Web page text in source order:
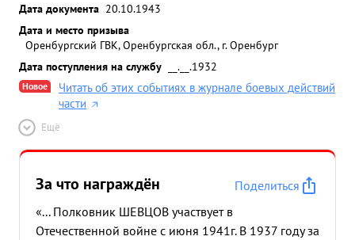
Дата документа 20.10.1943
Дата и место призыва
Оренбургский ГВК, Оренбургская обл., г. Оренбург
Дата поступления на службу
__.__.1932
Новое
Читать об этих событиях в журнале боевых действий
части
Ещё
За что награждён
Поделиться
«... Полковник ШЕВЦОВ участвует в
Отечественной войне с июня 1941г. В 1937 году за